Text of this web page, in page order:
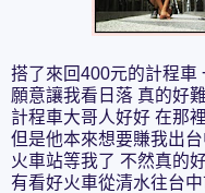
搭了來回400元的計程車
願意讓我看日落 真的好
計程車大哥人好好 在那
但是他本來想要賺我出
火車站等我了 不然真的
有看好火車從清水往台